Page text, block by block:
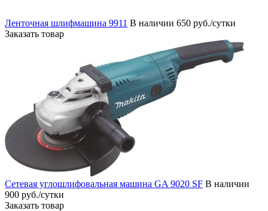
Ленточная шлифмашина 9911 В наличии 650 руб./сутки
Заказать товар
Сетевая углошлифовальная машина GA 9020 SF В наличии
900 руб./сутки
Заказать товар